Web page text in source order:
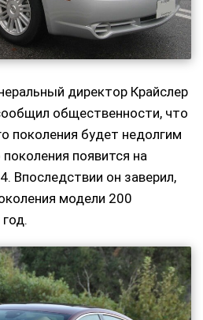
директор Крайслер
общественности, что
поколения будет недолгим
появится на
Впоследствии он заверил,
модели 200